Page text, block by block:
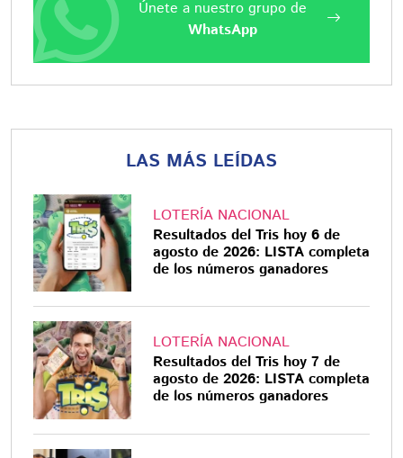
Únete a nuestro grupo de
WhatsApp
LAS MÁS LEÍDAS
LOTERÍA NACIONAL
Resultados del Tris hoy 6 de
agosto de 2026: LISTA completa
de los números ganadores
LOTERÍA NACIONAL
Resultados del Tris hoy 7 de
agosto de 2026: LISTA completa
de los números ganadores